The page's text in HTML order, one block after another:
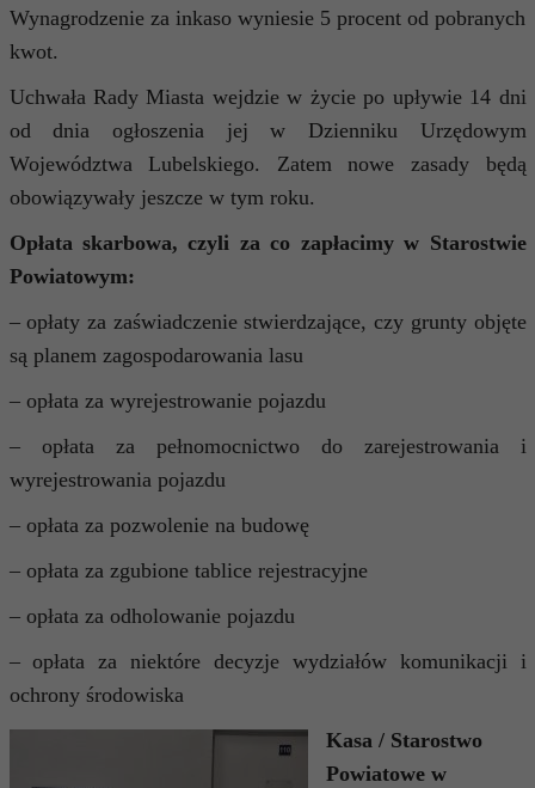
Wynagrodzenie za inkaso wyniesie 5 procent od pobranych
kwot.
Uchwała Rady Miasta wejdzie w życie po upływie 14 dni
od dnia ogłoszenia jej w Dzienniku Urzędowym
Województwa Lubelskiego. Zatem nowe zasady będą
obowiązywały jeszcze w tym roku.
Opłata skarbowa, czyli za co zapłacimy w Starostwie
Powiatowym:
– opłaty za zaświadczenie stwierdzające, czy grunty objęte
są planem zagospodarowania lasu
– opłata za wyrejestrowanie pojazdu
– opłata za pełnomocnictwo do zarejestrowania i
wyrejestrowania pojazdu
– opłata za pozwolenie na budowę
– opłata za zgubione tablice rejestracyjne
– opłata za odholowanie pojazdu
– opłata za niektóre decyzje wydziałów komunikacji i
ochrony środowiska
Kasa / Starostwo
Powiatowe w